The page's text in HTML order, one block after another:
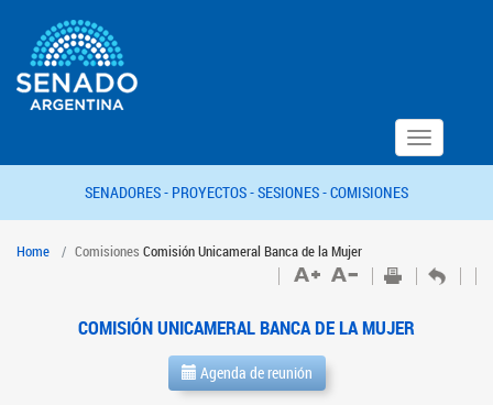
Toggle
navigation
SENADORES - PROYECTOS -SESIONES -COMISIONES
Home Comisiones Comisión Unicameral Banca de la Mujer
COMISIÓN UNICAMERAL BANCA DE LA MUJER
Agenda de reunión